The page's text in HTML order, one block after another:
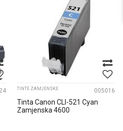
TINTE ZAMJENSKE 005016
Tinta Canon CLI-521 Cyan
Zamjenska 4600